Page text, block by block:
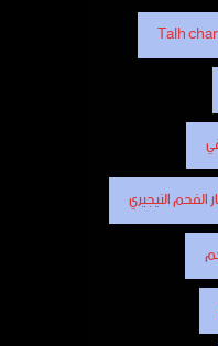
Talh
الفحم النيجيري